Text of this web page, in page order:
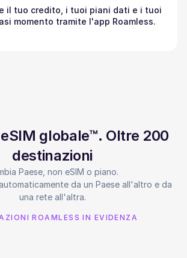
il tuo credito, i tuoi piani dati e i tuoi
momento tramite l'app Roamless.
globale™. Oltre 200
destinazioni
Paese, non eSIM o piano.
da un Paese all'altro e da
una rete all'altra.
ROAMLESS IN EVIDENZA